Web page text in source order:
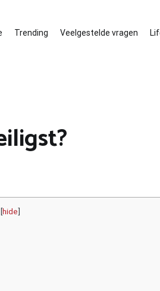
Trending Veelgestelde vragen
[hide]